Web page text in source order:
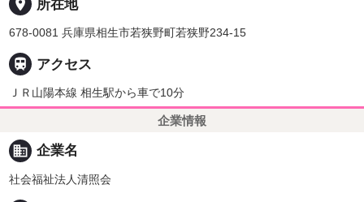
place 所在地
678-0081 兵庫県相生市若狭野町若狭野234-15
 アクセス
ＪＲ山陽本線 相生駅から車で10分
企業情報
business 企業名
社会福祉法人清照会